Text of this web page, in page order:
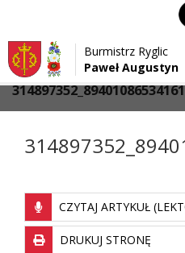
Przejdź do menu
Przejdź do głównej treści strony
Przejdź do stopki strony
Burmistrz Ryglic
Paweł Augustyn
Strona główna > Media >
CZYTAJ ARTYKUŁ
DRUKUJ STRONĘ